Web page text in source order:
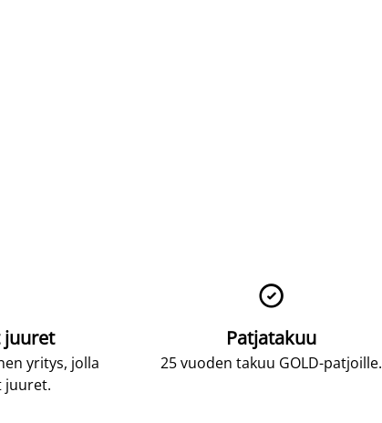
juuret
yritys, jolla
juuret.

Patjatakuu
25 vuoden takuu GOLD-patjoille.